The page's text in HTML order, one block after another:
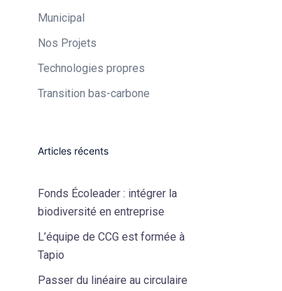
Municipal​
Nos Projets
Technologies propres​
Transition bas-carbone
Articles récents
Fonds Écoleader : intégrer la
biodiversité en entreprise
L’équipe de CCG est formée à
Tapio
Passer du linéaire au circulaire